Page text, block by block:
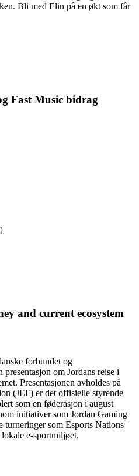
Bli med Elin på en økt som får
Fast Music bidrag
and current ecosystem
forbundet og
om Jordans reise i
Presentasjonen avholdes på
(JEF) er det offisielle styrende
som en føderasjon i august
initiativer som Jordan Gaming
turneringer som Esports Nations
e-sportmiljøet.